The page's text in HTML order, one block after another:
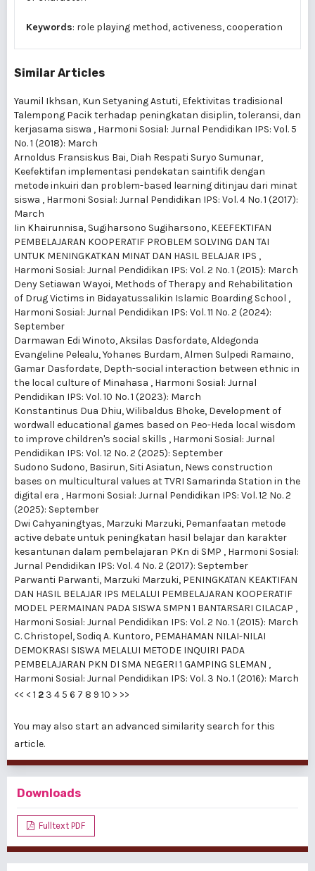
Keywords: role playing method, activeness, cooperation
Similar Articles
Yaumil Ikhsan, Kun Setyaning Astuti, Efektivitas tradisional
Talempong Pacik terhadap peningkatan disiplin, toleransi, dan
kerjasama siswa , Harmoni Sosial: Jurnal Pendidikan IPS: Vol. 5
No. 1 (2018): March
Arnoldus Fransiskus Bai, Diah Respati Suryo Sumunar,
Keefektifan implementasi pendekatan saintifik dengan
metode inkuiri dan problem-based learning ditinjau dari minat
siswa , Harmoni Sosial: Jurnal Pendidikan IPS: Vol. 4 No. 1 (2017):
March
Iin Khairunnisa, Sugiharsono Sugiharsono, KEEFEKTIFAN
PEMBELAJARAN KOOPERATIF PROBLEM SOLVING DAN TAI
UNTUK MENINGKATKAN MINAT DAN HASIL BELAJAR IPS ,
Harmoni Sosial: Jurnal Pendidikan IPS: Vol. 2 No. 1 (2015): March
Deny Setiawan Wayoi, Methods of Therapy and Rehabilitation
of Drug Victims in Bidayatussalikin Islamic Boarding School ,
Harmoni Sosial: Jurnal Pendidikan IPS: Vol. 11 No. 2 (2024):
September
Darmawan Edi Winoto, Aksilas Dasfordate, Aldegonda
Evangeline Pelealu, Yohanes Burdam, Almen Sulpedi Ramaino,
Gamar Dasfordate, Depth-social interaction between ethnic in
the local culture of Minahasa , Harmoni Sosial: Jurnal
Pendidikan IPS: Vol. 10 No. 1 (2023): March
Konstantinus Dua Dhiu, Wilibaldus Bhoke, Development of
wordwall educational games based on Peo-Heda local wisdom
to improve children's social skills , Harmoni Sosial: Jurnal
Pendidikan IPS: Vol. 12 No. 2 (2025): September
Sudono Sudono, Basirun, Siti Asiatun, News construction
bases on multicultural values at TVRI Samarinda Station in the
digital era , Harmoni Sosial: Jurnal Pendidikan IPS: Vol. 12 No. 2
(2025): September
Dwi Cahyaningtyas, Marzuki Marzuki, Pemanfaatan metode
active debate untuk peningkatan hasil belajar dan karakter
kesantunan dalam pembelajaran PKn di SMP , Harmoni Sosial:
Jurnal Pendidikan IPS: Vol. 4 No. 2 (2017): September
Parwanti Parwanti, Marzuki Marzuki, PENINGKATAN KEAKTIFAN
DAN HASIL BELAJAR IPS MELALUI PEMBELAJARAN KOOPERATIF
MODEL PERMAINAN PADA SISWA SMPN 1 BANTARSARI CILACAP ,
Harmoni Sosial: Jurnal Pendidikan IPS: Vol. 2 No. 1 (2015): March
C. Christopel, Sodiq A. Kuntoro, PEMAHAMAN NILAI-NILAI
DEMOKRASI SISWA MELALUI METODE INQUIRI PADA
PEMBELAJARAN PKN DI SMA NEGERI 1 GAMPING SLEMAN ,
Harmoni Sosial: Jurnal Pendidikan IPS: Vol. 3 No. 1 (2016): March
<< < 1 2 3 4 5 6 7 8 9 10 > >>
You may also start an advanced similarity search for this
article.
Downloads
Fulltext PDF